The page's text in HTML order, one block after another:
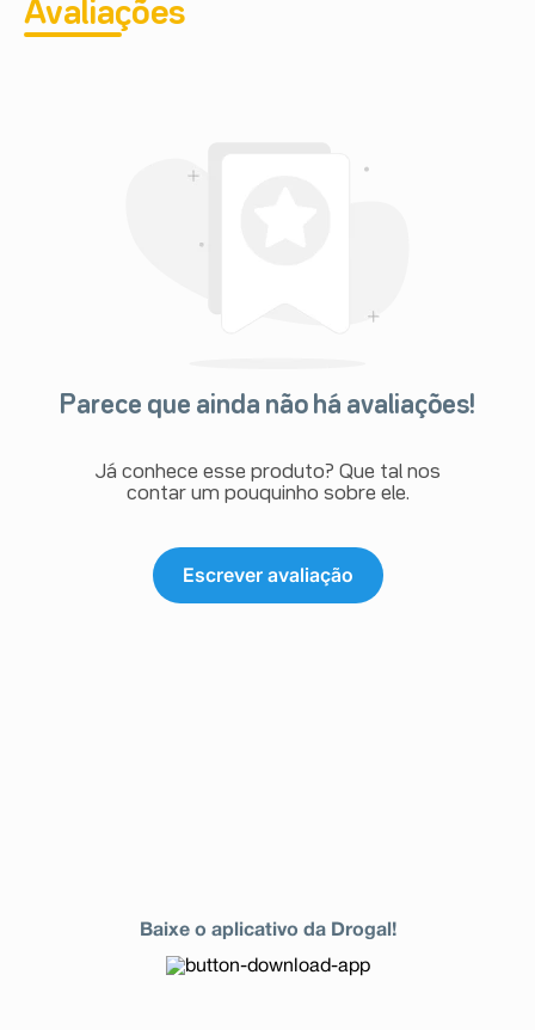
Avaliações
Parece que ainda não há avaliações!
Já conhece esse produto? Que tal nos
contar um pouquinho sobre ele.
Escrever avaliação
Baixe o aplicativo da Drogal!